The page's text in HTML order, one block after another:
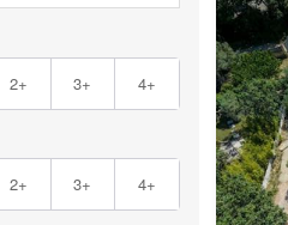
2+ 3+ 4+
2+ 3+ 4+